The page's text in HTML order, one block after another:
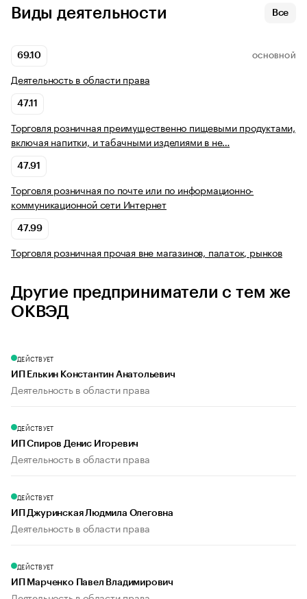
Виды деятельности Все
69.10 ОСНОВНОЙ
Деятельность в области права
47.11
Торговля розничная преимущественно пищевыми продуктами,
включая напитки, и табачными изделиями в не…
47.91
Торговля розничная по почте или по информационно-
коммуникационной сети Интернет
47.99
Торговля розничная прочая вне магазинов, палаток, рынков
Другие предприниматели с тем же
ОКВЭД
ДЕЙСТВУЕТ
ИП Елькин Константин Анатольевич
Деятельность в области права
ДЕЙСТВУЕТ
ИП Спиров Денис Игоревич
Деятельность в области права
ДЕЙСТВУЕТ
ИП Джуринская Людмила Олеговна
Деятельность в области права
ДЕЙСТВУЕТ
ИП Марченко Павел Владимирович